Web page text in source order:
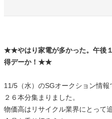
★★やはり家電が多かった。午後
得デーか！★★
11/5（水）のSGオークション情
２６本分集まりました。
物価高はリサイクル業界にとって